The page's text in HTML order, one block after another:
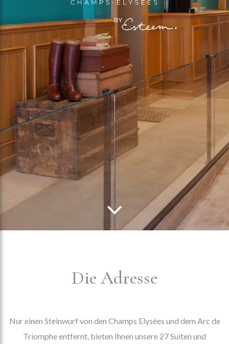
ELYSÉES
Die Adresse
Nur einen Steinwurf von den Champs Elysées und dem Arc de
Triomphe entfernt, bieten Ihnen unsere 27 Suiten und